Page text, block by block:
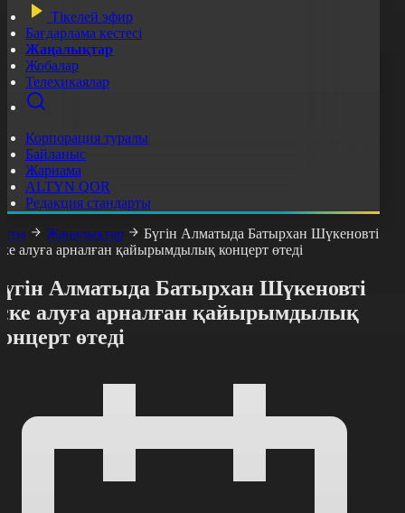
Тікелей эфир
Бағдарлама кестесі
Жаңалықтар
Жобалар
Телехикаялар
Корпорация туралы
Байланыс
Жарнама
ALTYN QOR
Редакция стандарты
Жаңалықтар
Бүгін Алматыда Батырхан Шүкеновті
алуға арналған қайырымдылық концерт өтеді
Алматыда Батырхан Шүкеновті
алуға арналған қайырымдылық
өтеді